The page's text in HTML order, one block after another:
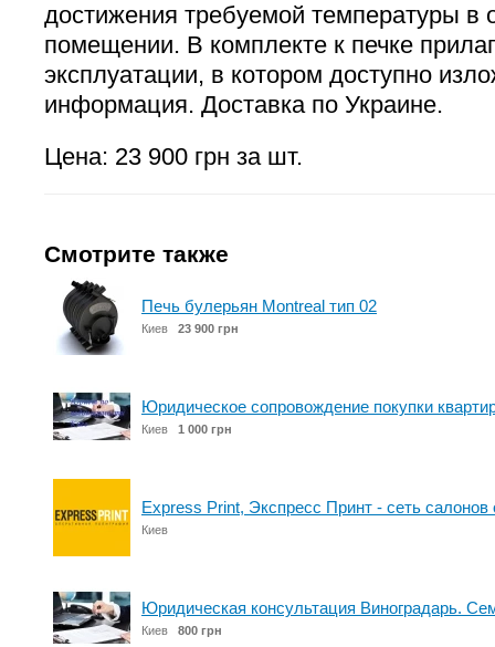
достижения требуемой температуры в
помещении. В комплекте к печке
эксплуатации, в котором доступно
информация. Доставка по Украине.
Цена: 23 900 грн за шт.
Смотрите также
Печь булерьян Montreal тип 02
Киев 23 900 грн
Юридическое сопровождение покупки
Киев 1 000 грн
Express Print, Экспресс Принт - сеть салонов
Киев
Юридическая консультация Виноградарь.
Киев 800 грн